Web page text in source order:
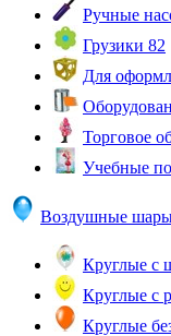
Ручные
Грузики 82
Для
Торговое
Учебные
Воздушные шары
Круглые с
Круглые с
Круглые